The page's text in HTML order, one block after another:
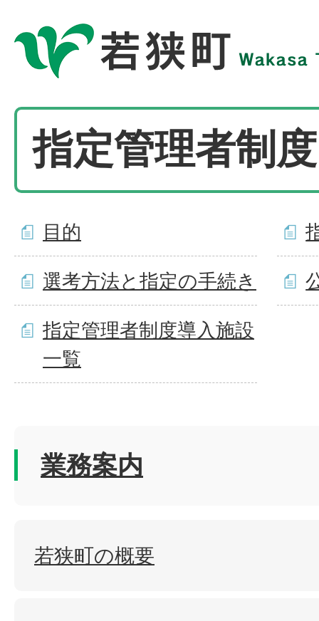
指定管理者制度
目的
選考方法と指定の手続き
指定管理者制度導入施設
一覧
業務案内
若狭町の概要